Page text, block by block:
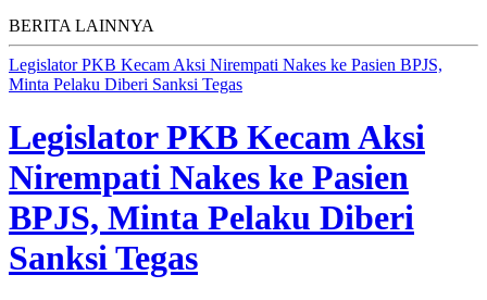
BERITA LAINNYA
Legislator PKB Kecam Aksi Nirempati Nakes ke Pasien BPJS,
Minta Pelaku Diberi Sanksi Tegas
Legislator PKB Kecam Aksi
Nirempati Nakes ke Pasien
BPJS, Minta Pelaku Diberi
Sanksi Tegas